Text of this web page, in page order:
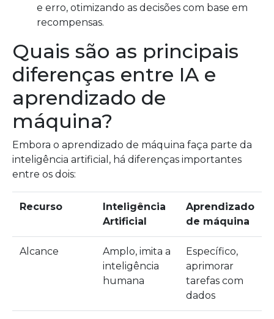
e erro, otimizando as decisões com base em
recompensas.
Quais são as principais
diferenças entre IA e
aprendizado de
máquina?
Embora o aprendizado de máquina faça parte da
inteligência artificial, há diferenças importantes
entre os dois:
Recurso
Inteligência
Artificial
Aprendizado
de máquina
Alcance
Amplo, imita a
inteligência
humana
Específico,
aprimorar
tarefas com
dados